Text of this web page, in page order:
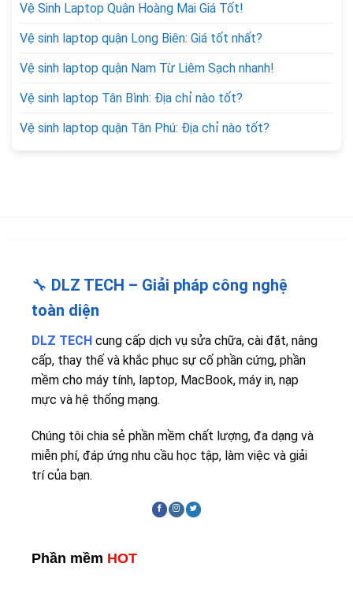
Vệ Sinh Laptop Quận Hoàng Mai Giá Tốt!
Vệ sinh laptop quận Long Biên: Giá tốt nhất?
Vệ sinh laptop quận Nam Từ Liêm Sạch nhanh!
Vệ sinh laptop Tân Bình: Địa chỉ nào tốt?
Vệ sinh laptop quận Tân Phú: Địa chỉ nào tốt?
🔧 DLZ TECH – Giải pháp công nghệ
toàn diện
DLZ TECH cung cấp dịch vụ sửa chữa, cài đặt, nâng
cấp, thay thế và khắc phục sự cố phần cứng, phần
mềm cho máy tính, laptop, MacBook, máy in, nạp
mực và hệ thống mạng.
Chúng tôi chia sẻ phần mềm chất lượng, đa dạng và
miễn phí, đáp ứng nhu cầu học tập, làm việc và giải
trí của bạn.
Phần mềm HOT